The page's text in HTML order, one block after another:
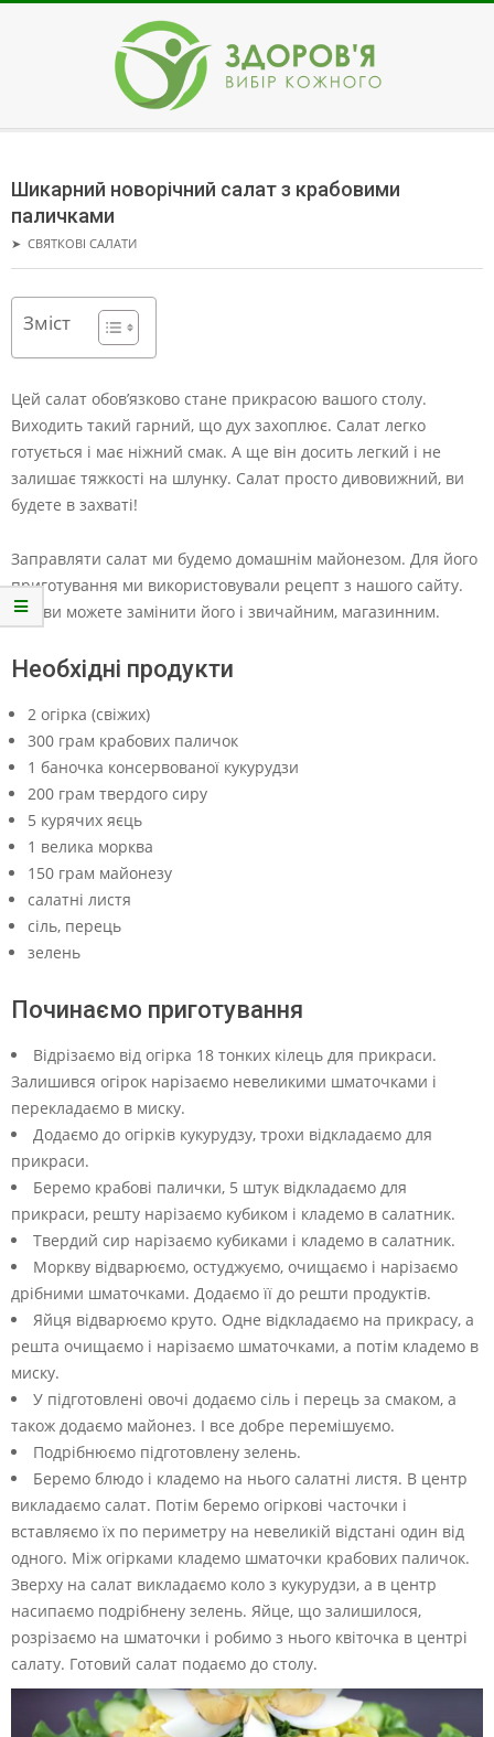
ЗДОРОВ'Я
Menu
Шикарний новорічний салат з крабовими
паличками
➤ СВЯТКОВІ САЛАТИ
Зміст
Цей салат обов’язково стане прикрасою вашого столу.
Виходить такий гарний, що дух захоплює. Салат легко
готується і має ніжний смак. А ще він досить легкий і не
залишає тяжкості на шлунку. Салат просто дивовижний, ви
будете в захваті!
Заправляти салат ми будемо домашнім майонезом. Для його
приготування ми використовували рецепт з нашого сайту.
Але ви можете замінити його і звичайним, магазинним.
Необхідні продукти
2 огірка (свіжих)
300 грам крабових паличок
1 баночка консервованої кукурудзи
200 грам твердого сиру
5 курячих яєць
1 велика морква
150 грам майонезу
салатні листя
сіль, перець
зелень
Починаємо приготування
Відрізаємо від огірка 18 тонких кілець для прикраси.
Залишився огірок нарізаємо невеликими шматочками і
перекладаємо в миску.
Додаємо до огірків кукурудзу, трохи відкладаємо для
прикраси.
Беремо крабові палички, 5 штук відкладаємо для
прикраси, решту нарізаємо кубиком і кладемо в салатник.
Твердий сир нарізаємо кубиками і кладемо в салатник.
Моркву відварюємо, остуджуємо, очищаємо і нарізаємо
дрібними шматочками. Додаємо її до решти продуктів.
Яйця відварюємо круто. Одне відкладаємо на прикрасу, а
решта очищаємо і нарізаємо шматочками, а потім кладемо в
миску.
У підготовлені овочі додаємо сіль і перець за смаком, а
також додаємо майонез. І все добре перемішуємо.
Подрібнюємо підготовлену зелень.
Беремо блюдо і кладемо на нього салатні листя. В центр
викладаємо салат. Потім беремо огіркові часточки і
вставляємо їх по периметру на невеликій відстані один від
одного. Між огірками кладемо шматочки крабових паличок.
Зверху на салат викладаємо коло з кукурудзи, а в центр
насипаємо подрібнену зелень. Яйце, що залишилося,
розрізаємо на шматочки і робимо з нього квіточка в центрі
салату. Готовий салат подаємо до столу.